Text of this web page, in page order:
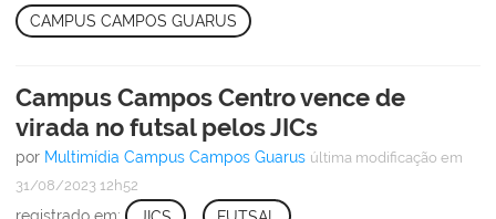
CAMPUS CAMPOS GUARUS
Campus Campos Centro vence de
virada no futsal pelos JICs
por Multimídia Campus Campos Guarus última modificação em
31/08/2023 12h52